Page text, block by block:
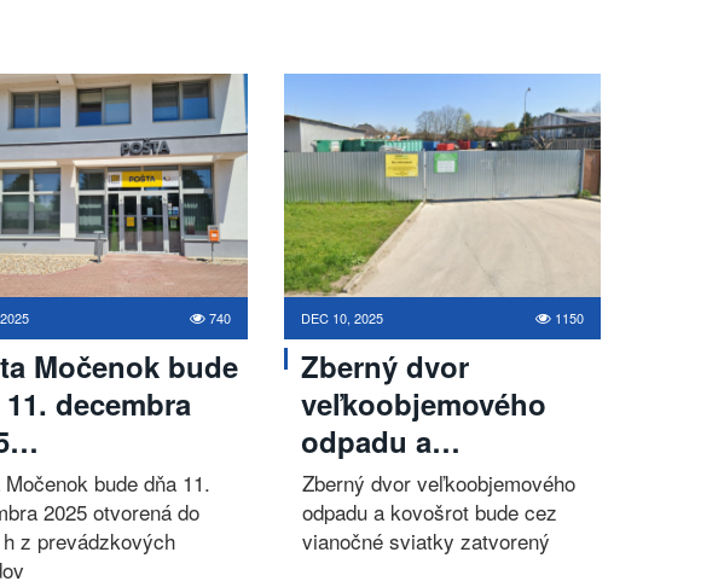
740
Močenok bude
decembra
bude dňa 11.
2025 otvorená do
z prevádzkových
DEC 10, 2025 1150
Zberný dvor
veľkoobjemového
odpadu a…
Zberný dvor veľkoobjemového
odpadu a kovošrot bude cez
vianočné sviatky zatvorený